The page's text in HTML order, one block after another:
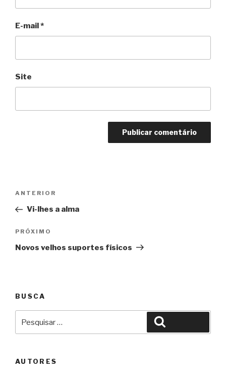
E-mail*
Site
Post
Anterior
ANTERIOR
Vi-lhes a alma
Próximo
PRÓXIMO
Novos velhos suportes físicos
BUSCA
por:
AUTORES